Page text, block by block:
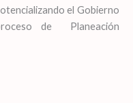
el Gobierno
de Planeación